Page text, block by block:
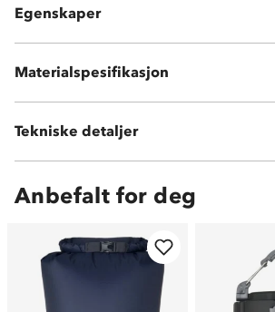
Egenskaper
Pumpepose/pumpe er ikke inkludert
Materialspesifikasjon
Pakkpose: 100 % polyester
Tekniske detaljer
Vekt:88 gram
Anbefalt for deg